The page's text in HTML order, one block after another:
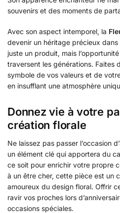
souvenirs et des moments de
Avec son aspect intemporel, la
devenir un héritage précieux dans
juste un produit, mais
traversent les générations. Faites
symbole de vos valeurs et de
en insufflant une atmosphère
Donnez vie à votre
création florale
Ne laissez pas passer l’occasion
un élément clé qui apportera du
ce soit pour enrichir votre propre
à un être cher, cette pièce est un
amoureux du design floral. Offrir
ravir vos proches lors
occasions spéciales.